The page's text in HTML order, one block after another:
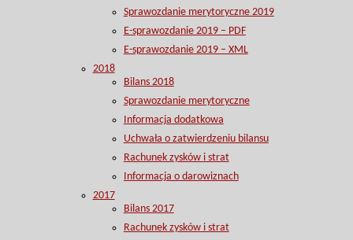
Sprawozdanie merytoryczne 2019
E-sprawozdanie 2019 – PDF
E-sprawozdanie 2019 – XML
2018
Bilans 2018
Sprawozdanie merytoryczne
Informacja dodatkowa
Uchwała o zatwierdzeniu bilansu
Rachunek zysków i strat
Informacja o darowiznach
2017
Bilans 2017
Rachunek zysków i strat